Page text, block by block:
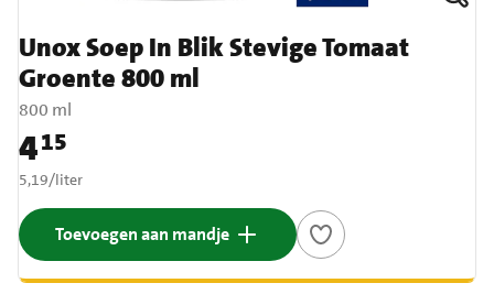
Unox Soep In Blik Stevige Tomaat
Groente 800 ml
800 ml
Prijs: € 4,15
415
€ 5,19 per liter
5,19/liter
Toevoegen aan mandje